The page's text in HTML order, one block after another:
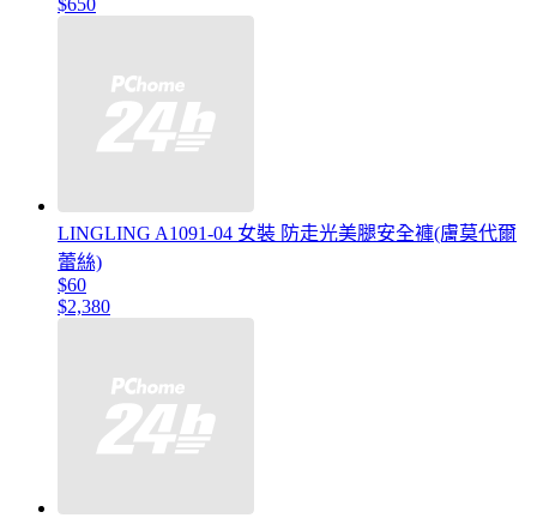
$650
LINGLING A1091-04 女裝 防走光美腿安全褲(膚莫代爾
蕾絲)
$60
$2,380